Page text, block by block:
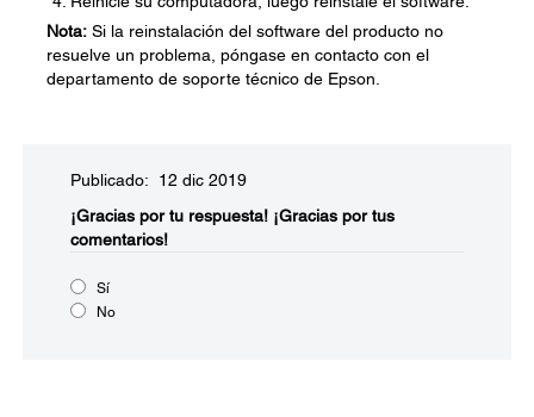
Nota: Si la reinstalación del software del producto no
resuelve un problema, póngase en contacto con el
departamento de soporte técnico de Epson.
Publicado: 12 dic 2019
¡Gracias por tu respuesta! ¡Gracias por tus
comentarios!
Sí
No